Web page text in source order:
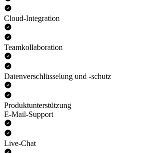
Cloud-Integration
Teamkollaboration
Datenverschlüsselung und -schutz
Produktunterstützung
E-Mail-Support
Live-Chat